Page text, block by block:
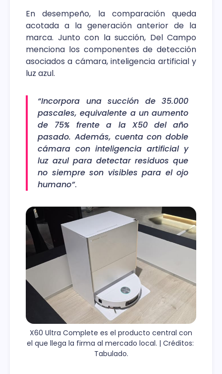
En desempeño, la comparación queda
acotada a la generación anterior de la
marca. Junto con la succión, Del Campo
menciona los componentes de detección
asociados a cámara, inteligencia artificial y
luz azul.
“Incorpora una succión de 35.000
pascales, equivalente a un aumento
de 75% frente a la X50 del año
pasado. Además, cuenta con doble
cámara con inteligencia artificial y
luz azul para detectar residuos que
no siempre son visibles para el ojo
humano”.
el que llega la firma al mercado local. | Créditos:
Tabulado.